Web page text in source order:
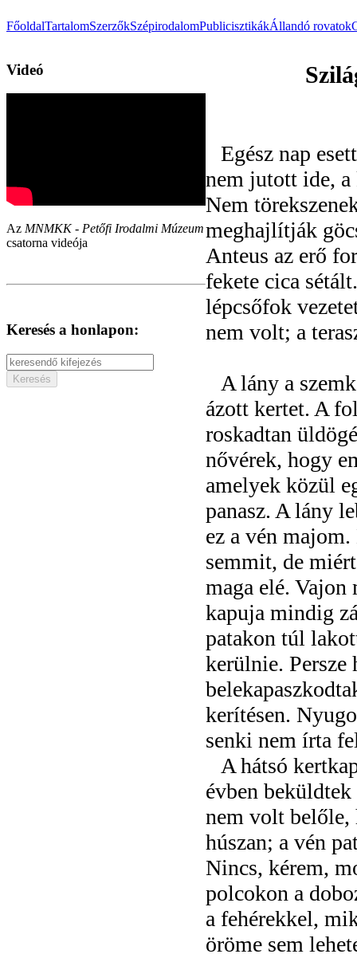
FőoldalTartalomSzerzőkSzépirodalomPublicisztikákÁllandó rovatok
Videó
Az MNMKK - Petőfi Irodalmi Múzeum
csatorna videója
Keresés a honlapon:
Egész nap
nem jutott ide, a
Nem
meghajlítják
Anteus az erő
fekete cica
lépcsőfok
nem volt; a
A lány a
ázott kertet. A
roskadtan
nővérek, hogy
amelyek közül
panasz. A lány
ez a vén
semmit, de
maga elé.
kapuja mindig
patakon túl
kerülnie.
kerítésen.
senki nem írta
A hátsó
évben
nem volt belőle,
húszan; a vén
Nincs, kérem,
polcokon a
a fehérekkel,
öröme sem